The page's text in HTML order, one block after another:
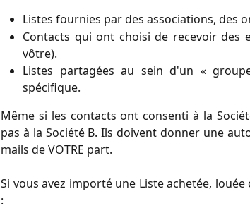
Listes fournies par des associations, des
Contacts qui ont choisi de recevoir des
vôtre).
Listes partagées au sein d'un «
spécifique.
Même si les contacts ont consenti à la
pas à la Société B. Ils doivent donner une
mails de VOTRE part.
Si vous avez importé une Liste achetée,
: